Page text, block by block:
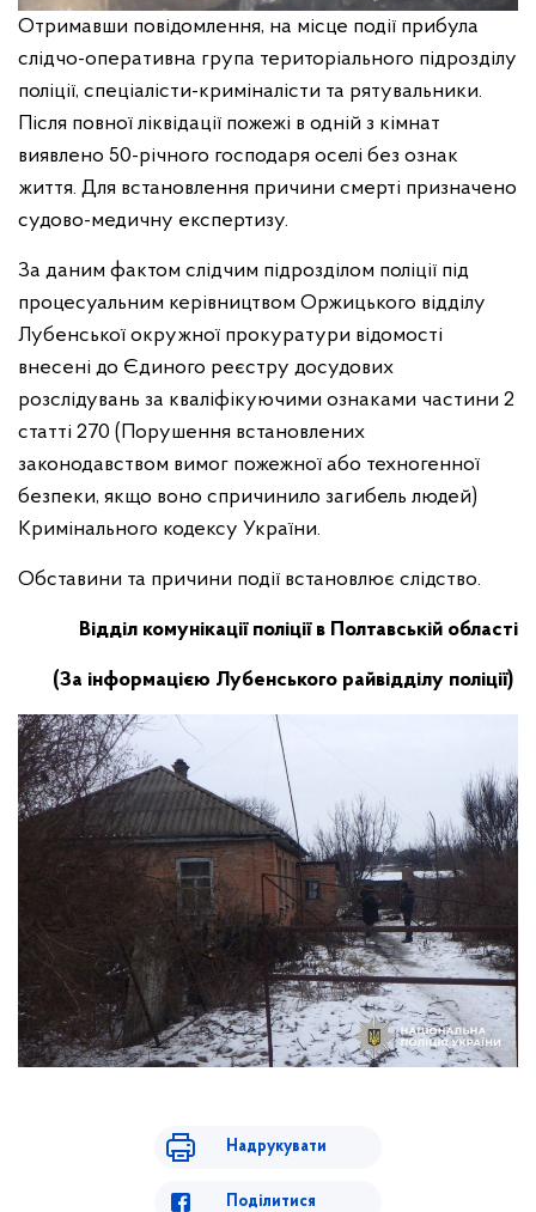
Отримавши повідомлення, на місце події прибула
слідчо-оперативна група територіального підрозділу
поліції, спеціалісти-криміналісти та рятувальники.
Після повної ліквідації пожежі в одній з кімнат
виявлено 50-річного господаря оселі без ознак
життя. Для встановлення причини смерті призначено
судово-медичну експертизу.
За даним фактом слідчим підрозділом поліції під
процесуальним керівництвом Оржицького відділу
Лубенської окружної прокуратури відомості
внесені до Єдиного реєстру досудових
розслідувань за кваліфікуючими ознаками частини 2
статті 270 (Порушення встановлених
законодавством вимог пожежної або техногенної
безпеки, якщо воно спричинило загибель людей)
Кримінального кодексу України.
Обставини та причини події встановлює слідство.
Відділ комунікації поліції в Полтавській області
(За інформацією Лубенського райвідділу поліції)
Надрукувати
Поділитися